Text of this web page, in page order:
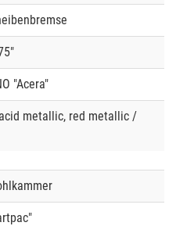
"Acera"
metallic, red metallic /